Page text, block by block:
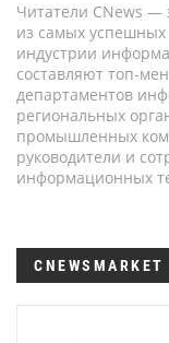
Читатели CNews —
из самых успешных
индустрии
составляют топ-
департаментов
региональных
промышленных
руководители и
информационных
CNEWSMARKET